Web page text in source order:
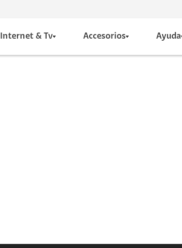
Internet & Tv Accesorios Ayuda